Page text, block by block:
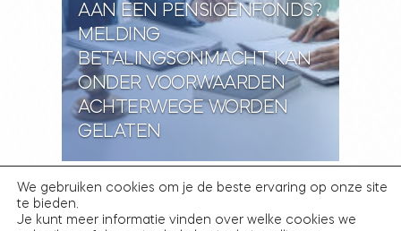
AAN EEN PENSIOENFONDS?
MELDING
BETALINGSONMACHT KAN
ONDER VOORWAARDEN
ACHTERWEGE WORDEN
GELATEN
We gebruiken cookies om je de beste ervaring op onze site
te bieden.
Je kunt meer informatie vinden over welke cookies we